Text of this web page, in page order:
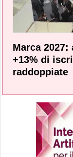
Marca 2027:
+13% di
raddoppiate